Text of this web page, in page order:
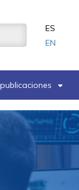
ES
EN